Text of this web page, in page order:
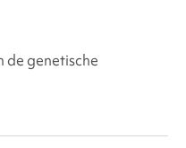
de genetische